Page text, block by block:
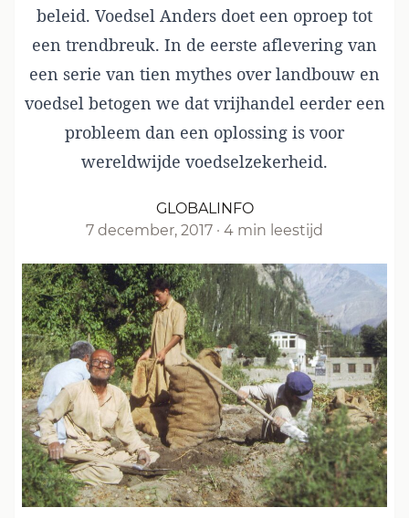
beleid. Voedsel Anders doet een oproep tot
een trendbreuk. In de eerste aflevering van
een serie van tien mythes over landbouw en
voedsel betogen we dat vrijhandel eerder een
probleem dan een oplossing is voor
wereldwijde voedselzekerheid.
GLOBALINFO
7 december, 2017 · 4 min leestijd